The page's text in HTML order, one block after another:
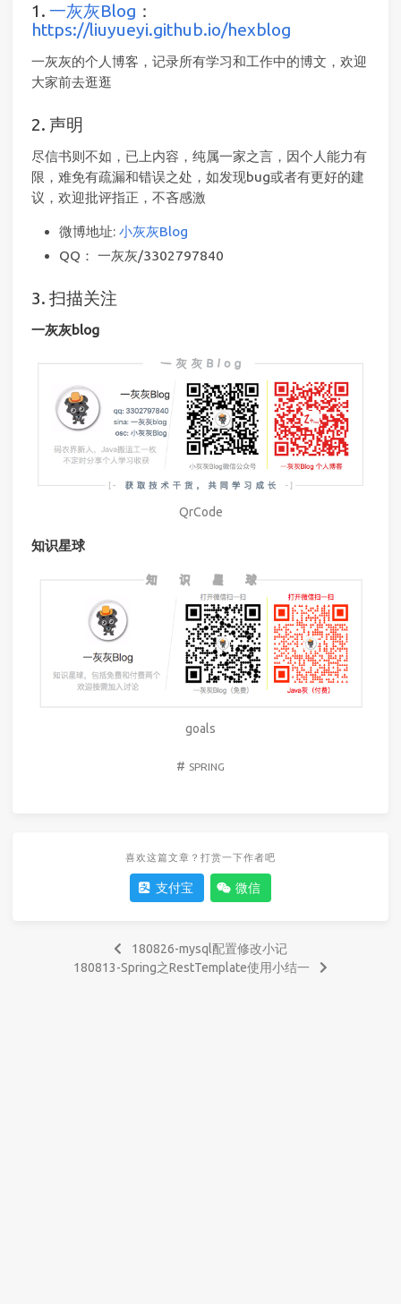
1. 一灰灰Blog ：
https://liuyueyi.github.io/hexblog
一灰灰的个人博客，记录所有学习和工作中的博文，欢迎
大家前去逛逛
2. 声明
尽信书则不如，已上内容，纯属一家之言，因个人能力有
限，难免有疏漏和错误之处，如发现bug或者有更好的建
议，欢迎批评指正，不吝感激
微博地址: 小灰灰Blog
QQ： 一灰灰/3302797840
3. 扫描关注
一灰灰blog
QrCode
知识星球
goals
# SPRING
喜欢这篇文章？打赏一下作者吧
支付宝 微信
180826-mysql配置修改小记
180813-Spring之RestTemplate使用小结一